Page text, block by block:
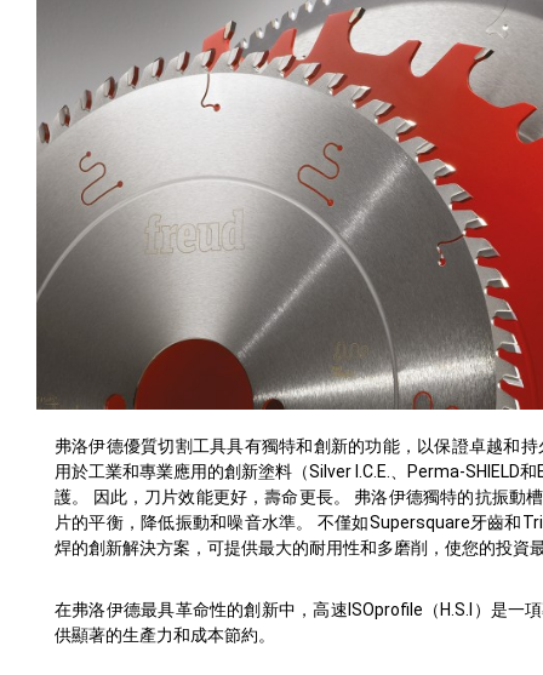
弗洛伊德優質切割工具具有獨特和創新的功能，以保證卓越和
用於工業和專業應用的創新塗料（Silver I.C.E.、Perma-SHIELD
護。 因此，刀片效能更好，壽命更長。 弗洛伊德獨特的抗振動
片的平衡，降低振動和噪音水準。 不僅如Supersquare牙齒和
焊的創新解決方案，可提供最大的耐用性和多磨削，使您的投資
在弗洛伊德最具革命性的創新中，高速ISOprofile（H.S.I）是一
供顯著的生產力和成本節約。